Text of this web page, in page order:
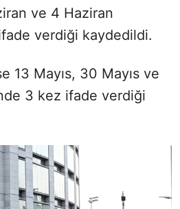
ve 4 Haziran
verdiği kaydedildi.
13 Mayıs, 30 Mayıs ve
3 kez ifade verdiği